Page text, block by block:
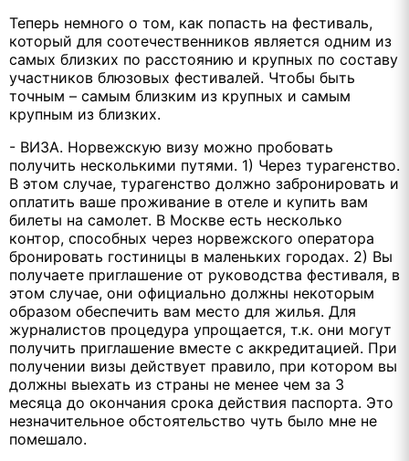
Теперь немного о том, как попасть на фестиваль,
который для соотечественников является одним из
самых близких по расстоянию и крупных по составу
участников блюзовых фестивалей. Чтобы быть
точным – самым близким из крупных и самым
крупным из близких.
- ВИЗА. Норвежскую визу можно пробовать
получить несколькими путями. 1) Через турагенство.
В этом случае, турагенство должно забронировать и
оплатить ваше проживание в отеле и купить вам
билеты на самолет. В Москве есть несколько
контор, способных через норвежского оператора
бронировать гостиницы в маленьких городах. 2) Вы
получаете приглашение от руководства фестиваля, в
этом случае, они официально должны некоторым
образом обеспечить вам место для жилья. Для
журналистов процедура упрощается, т.к. они могут
получить приглашение вместе с аккредитацией. При
получении визы действует правило, при котором вы
должны выехать из страны не менее чем за 3
месяца до окончания срока действия паспорта. Это
незначительное обстоятельство чуть было мне не
помешало.